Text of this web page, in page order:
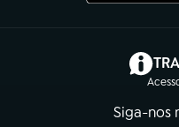
Siga-nos